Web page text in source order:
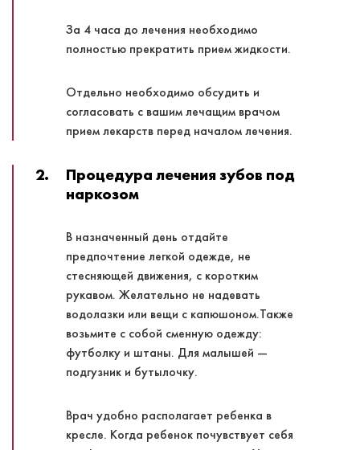
За 4 часа до лечения необходимо
полностью прекратить прием жидкости.
Отдельно необходимо обсудить и
согласовать с вашим лечащим врачом
прием лекарств перед началом лечения.
2.
Процедура лечения зубов под
наркозом
В назначенный день отдайте
предпочтение легкой одежде, не
стесняющей движения, с коротким
рукавом. Желательно не надевать
водолазки или вещи с капюшоном.Также
возьмите с собой сменную одежду:
футболку и штаны. Для малышей —
подгузник и бутылочку.
Врач удобно располагает ребенка в
кресле. Когда ребенок почувствует себя